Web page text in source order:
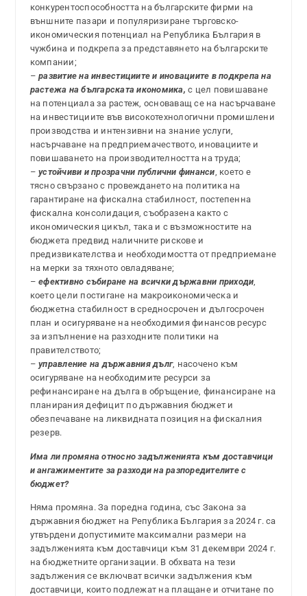
конкурентоспособността на българските фирми на
външните пазари и популяризиране търговско-
икономическия потенциал на Република България в
чужбина и подкрепа за представянето на българските
компании;
–развитие на инвестициите и иновациите в подкрепа на
растежа на българската икономика,с цел повишаване
на потенциала за растеж, основаващ се на насърчаване
на инвестициите във високотехнологични промишлени
производства и интензивни на знание услуги,
насърчаване на предприемачеството, иновациите и
повишаването на производителността на труда;
–устойчиви и прозрачни публични финанси, което е
тясно свързано с провеждането на политика на
гарантиране на фискална стабилност, постепенна
фискална консолидация, съобразена както с
икономическия цикъл, така и с възможностите на
бюджета предвид наличните рискове и
предизвикателства и необходимостта от предприемане
на мерки за тяхното овладяване;
–ефективно събиране на всички държавни приходи,
което цели постигане на макроикономическа и
бюджетна стабилност в средносрочен и дългосрочен
план и осигуряване на необходимия финансов ресурс
за изпълнение на разходните политики на
правителството;
–управление на държавния дълг, насочено към
осигуряване на необходимите ресурси за
рефинансиране на дълга в обръщение, финансиране на
планирания дефицит по държавния бюджет и
обезпечаване на ликвидната позиция на фискалния
резерв.
Има ли промяна относно задълженията към доставчици
и ангажиментите за разходи на разпоредителите с
бюджет?
Няма промяна. За поредна година, със Закона за
държавния бюджет на Република България за 2024 г. са
утвърдени допустимите максимални размери на
задълженията към доставчици към 31 декември 2024 г.
на бюджетните организации. В обхвата на тези
задължения се включват всички задължения към
доставчици, които подлежат на плащане и отчитане по